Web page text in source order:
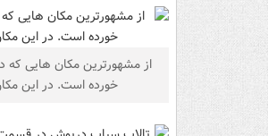
از مشهورترین مکان هایی که
خورده است. در این